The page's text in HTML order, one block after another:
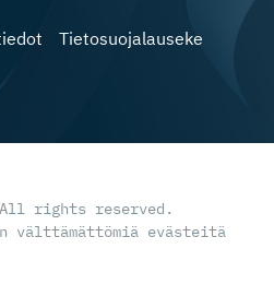
Tietosuojalauseke
rights reserved.
välttämättömiä evästeitä